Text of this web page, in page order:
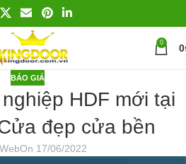
0 0
BÁO GIÁ
HDF mới tại
đẹp cửa bền
On 17/06/2022